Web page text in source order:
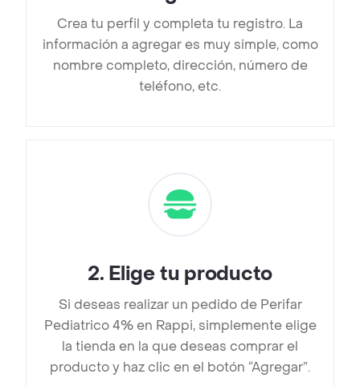
Crea tu perfil y completa tu registro. La
información a agregar es muy simple, como
nombre completo, dirección, número de
teléfono, etc.
2. Elige tu producto
Si deseas realizar un pedido de Perifar
Pediatrico 4% en Rappi, simplemente elige
la tienda en la que deseas comprar el
producto y haz clic en el botón “Agregar”.